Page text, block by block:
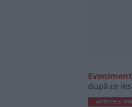
după ce
ARTICOLE